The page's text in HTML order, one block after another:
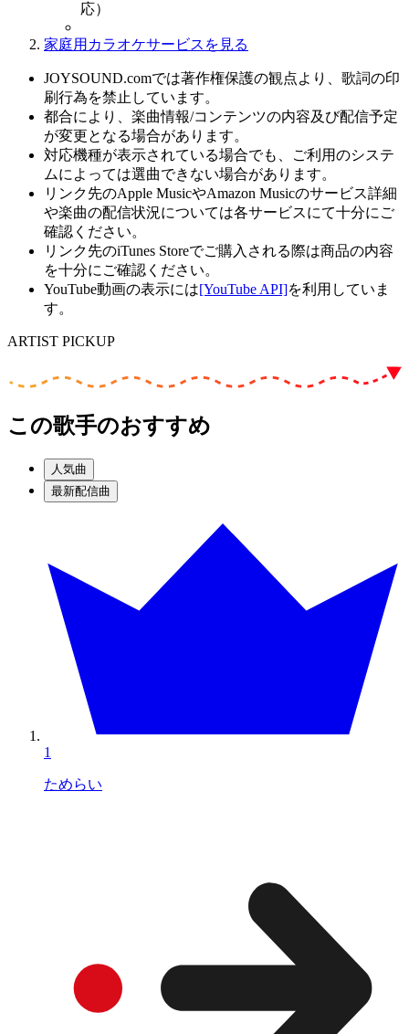
応）
家庭用カラオケサービスを見る
JOYSOUND.comでは著作権保護の観点より、歌詞の印
刷行為を禁止しています。
都合により、楽曲情報/コンテンツの内容及び配信予定
が変更となる場合があります。
対応機種が表示されている場合でも、ご利用のシステ
ムによっては選曲できない場合があります。
リンク先のApple MusicやAmazon Musicのサービス詳細
や楽曲の配信状況については各サービスにて十分にご
確認ください。
リンク先のiTunes Storeでご購入される際は商品の内容
を十分にご確認ください。
YouTube動画の表示には[YouTube API]を利用していま
す。
ARTIST PICKUP
この歌手のおすすめ
人気曲
最新配信曲
1
ためらい